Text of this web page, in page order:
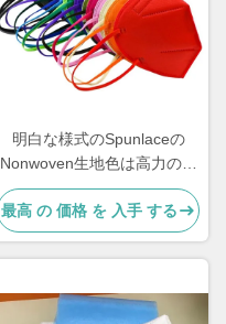
明白な様式のSpunlaceの
Nonwoven生地色は高力のマ
スクをカスタマイズした
最高 の 価格 を 入手 する